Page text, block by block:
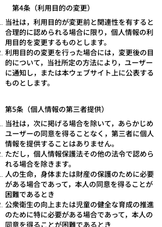
第4条（利用目的の変更）
当社は，利用目的が変更前と関連性を有すると
合理的に認められる場合に限り，個人情報の利
用目的を変更するものとします。
利用目的の変更を行った場合には，変更後の目
的について，当社所定の方法により，ユーザー
に通知し，または本ウェブサイト上に公表する
ものとします。
第5条（個人情報の第三者提供）
当社は，次に掲げる場合を除いて，あらかじめ
ユーザーの同意を得ることなく，第三者に個人
情報を提供することはありません。
ただし，個人情報保護法その他の法令で認めら
れる場合を除きます。
人の生命，身体または財産の保護のために必要
がある場合であって，本人の同意を得ることが
困難であるとき
公衆衛生の向上または児童の健全な育成の推進
のために特に必要がある場合であって，本人の
同意を得ることが困難であるとき